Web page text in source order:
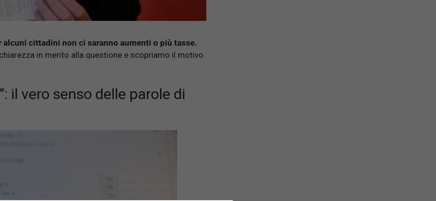
alcuni cittadini non ci saranno aumenti o più tasse.
in merito alla questione e scopriamo il motivo
il vero senso delle parole di